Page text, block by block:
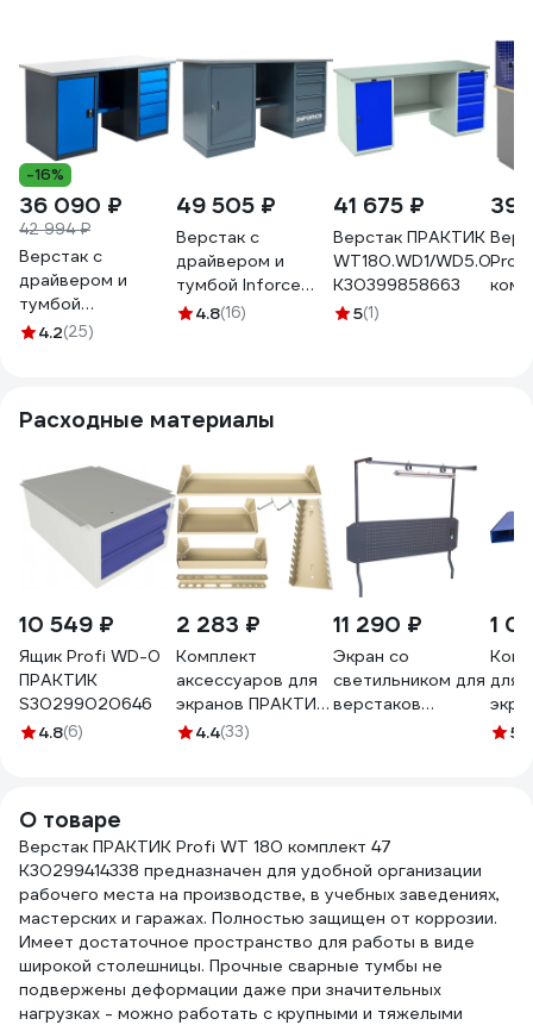
-16%
36 090 ₽
42 994 ₽
Верстак с
драйвером и
тумбой
1600х685х850
столешница 25 мм
4.2(25)
49 505 ₽
Верстак с
драйвером и
тумбой Inforce
1600х686х845
4.8(16)
41 675 ₽
Верстак ПРАКТИК
WT180.WD1/WD5.000
К30399858663
5(1)
39
Profi
Расходные материалы
10 549 ₽
Ящик Profi WD-0
ПРАКТИК
S30299020646
4.8(6)
2 283 ₽
Комплект
аксессуаров для
экранов ПРАКТИК
S30299091503
4.4(33)
11 290 ₽
Экран со
светильником для
верстаков
1
для
5
О товаре
Верстак ПРАКТИК Profi WT 180 комплект 47
К30299414338 предназначен для удобной организации
рабочего места на производстве, в учебных заведениях,
мастерских и гаражах. Полностью защищен от коррозии.
Имеет достаточное пространство для работы в виде
широкой столешницы. Прочные сварные тумбы не
подвержены деформации даже при значительных
нагрузках - можно работать с крупными и тяжелыми